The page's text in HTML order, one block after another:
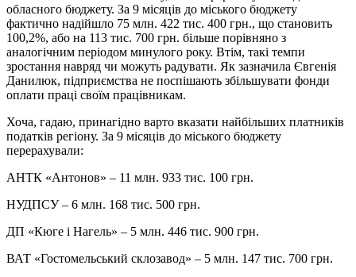
обласного бюджету. За 9 місяців до міського бюджету
фактично надійшло 75 млн. 422 тис. 400 грн., що становить
100,2%, або на 113 тис. 700 грн. більше порівняно з
аналогічним періодом минулого року. Втім, такі темпи
зростання навряд чи можуть радувати. Як зазначила Євгенія
Данилюк, підприємства не поспішають збільшувати фонди
оплати праці своїм працівникам.
Хоча, гадаю, принагідно варто вказати найбільших платників
податків регіону. За 9 місяців до міського бюджету
перерахували:
АНТК «Антонов» – 11 млн. 933 тис. 100 грн.
НУДПСУ – 6 млн. 168 тис. 500 грн.
ДП «Кюге і Нагель» – 5 млн. 446 тис. 900 грн.
ВАТ «Гостомельський склозавод» – 5 млн. 147 тис. 700 грн.